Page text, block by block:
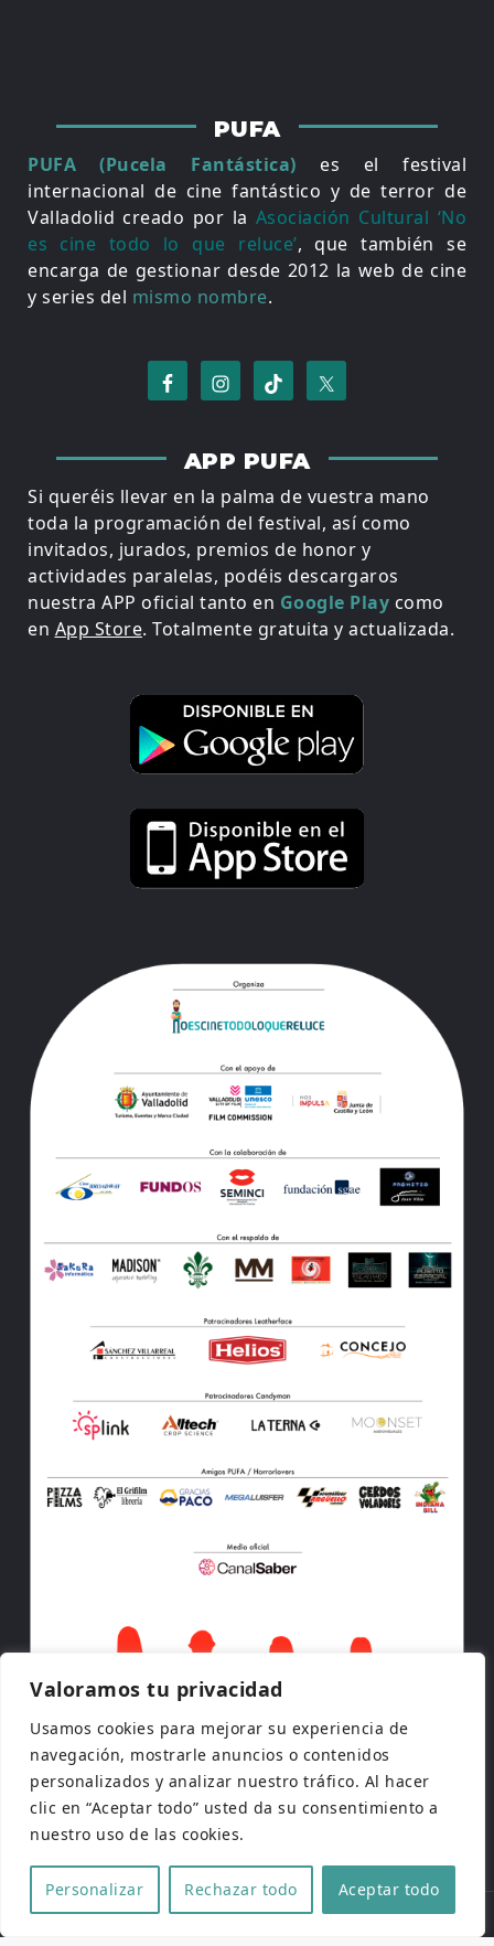
Valoramos tu privacidad
Usamos cookies para mejorar su experiencia de
navegación, mostrarle anuncios o contenidos
personalizados y analizar nuestro tráfico. Al hacer
clic en “Aceptar todo” usted da su consentimiento a
nuestro uso de las cookies.
Personalizar Rechazar todo Aceptar todo
PUFA
PUFA (Pucela Fantástica) es el festival
internacional de cine fantástico y de terror de
Valladolid creado por la Asociación Cultural ‘No
es cine todo lo que reluce’, que también se
encarga de gestionar desde 2012 la web de cine
y series del mismo nombre.
APP PUFA
Si queréis llevar en la palma de vuestra mano
toda la programación del festival, así como
invitados, jurados, premios de honor y
actividades paralelas, podéis descargaros
nuestra APP oficial tanto en Google Play como
en App Store. Totalmente gratuita y actualizada.